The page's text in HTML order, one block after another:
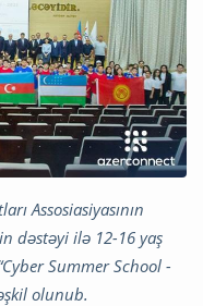
Assosiasiyasının
dəstəyi ilə 12-16 yaş
Summer School -
olunub.